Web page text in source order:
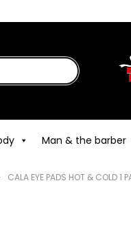
Man & the barber
CALA EYE PADS HOT & COLD 1